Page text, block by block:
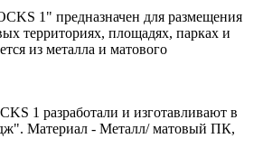
1" предназначен для размещения
территориях, площадях, парках и
из металла и матового
1 разработали и изготавливают в
Материал - Металл/ матовый ПК,